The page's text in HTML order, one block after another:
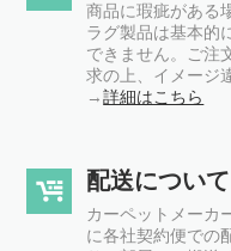
商品に瑕疵がある
ラグ製品は基本的
できません。ご注
求の上、イメージ
→詳細はこちら
配送について
カーペットメーカ
に各社契約便での